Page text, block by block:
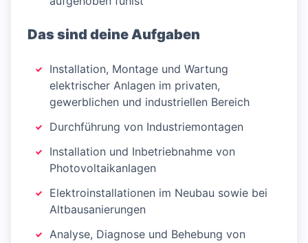
Das sind deine Aufgaben
Installation, Montage und Wartung
elektrischer Anlagen im privaten,
gewerblichen und industriellen Bereich
Durchführung von Industriemontagen
Installation und Inbetriebnahme von
Photovoltaikanlagen
Elektroinstallationen im Neubau sowie bei
Altbausanierungen
Analyse, Diagnose und Behebung von